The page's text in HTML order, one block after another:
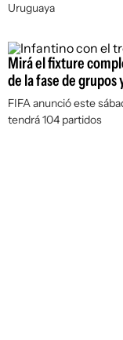
Uruguaya
Mirá el fixture
de la fase de grupos
FIFA anunció este
tendrá 104 partidos